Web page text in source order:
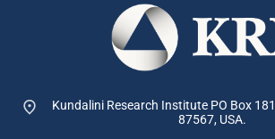
Kundalini Research Institute PO Box
87567, USA.